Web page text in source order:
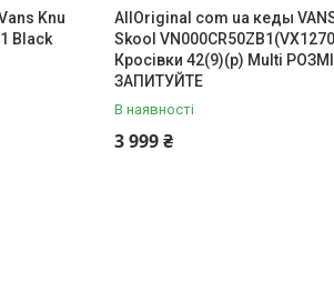
Knu
Black
AllOriginal com ua кеды
Skool
Кросiвки 42(9)(р) Multi
ЗАПИТУЙТЕ
В наявності
3 999 ₴